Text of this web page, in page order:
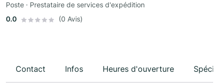
Poste · Prestataire de services d'expédition
0.0
(0 Avis)
Contact Infos Heures d'ouverture